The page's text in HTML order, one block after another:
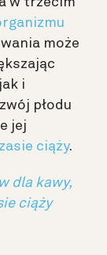
może
i
płodu
jej
ciąży.
dla kawy,
ciąży